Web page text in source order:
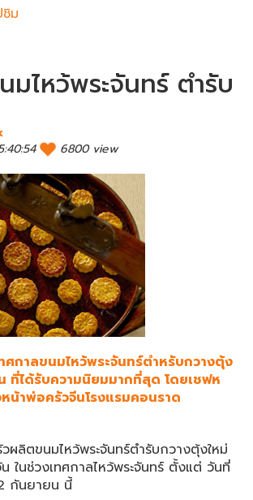
ม
มไหว้พระจันทร์ ตำรับ
6800 view
ศกาลขนมไหว้พระจันทร์ตำหรับกวางตุ้ง
ที่ได้รับความนิยมมากที่สุด โดยเชฟห
น้าพ่อครัวจีนโรงแรมคอนราด
ผลิตขนมไหว้พระจันทร์ตำรับกวางตุ้งใหม่
ในช่วงเทศกาลไหว้พระจันทร์ ตั้งแต่ วันที่
กันยายน นี้